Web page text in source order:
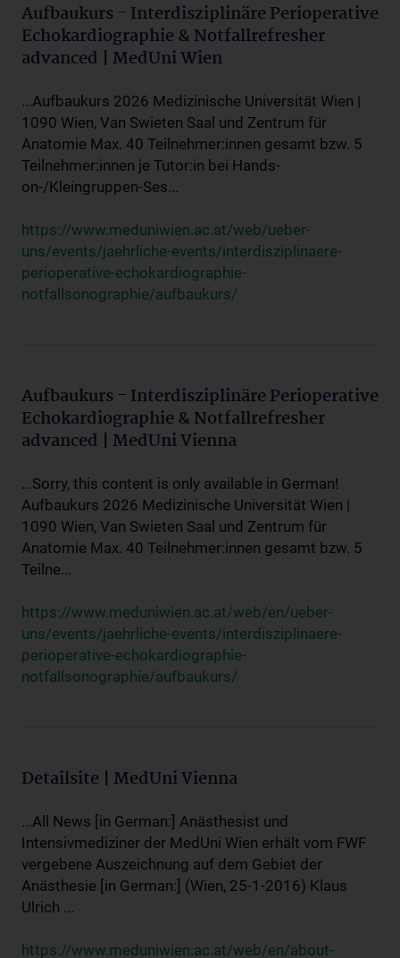
Aufbaukurs - Interdisziplinäre Perioperative
Echokardiographie & Notfallrefresher
advanced | MedUni Wien
...Aufbaukurs 2026 Medizinische Universität Wien |
1090 Wien, Van Swieten Saal und Zentrum für
Anatomie Max. 40 Teilnehmer:innen gesamt bzw. 5
Teilnehmer:innen je Tutor:in bei Hands-
on-/Kleingruppen-Ses...
https://www.meduniwien.ac.at/web/ueber-
uns/events/jaehrliche-events/interdisziplinaere-
perioperative-echokardiographie-
notfallsonographie/aufbaukurs/
Aufbaukurs - Interdisziplinäre Perioperative
Echokardiographie & Notfallrefresher
advanced | MedUni Vienna
...Sorry, this content is only available in German!
Aufbaukurs 2026 Medizinische Universität Wien |
1090 Wien, Van Swieten Saal und Zentrum für
Anatomie Max. 40 Teilnehmer:innen gesamt bzw. 5
Teilne...
https://www.meduniwien.ac.at/web/en/ueber-
uns/events/jaehrliche-events/interdisziplinaere-
perioperative-echokardiographie-
notfallsonographie/aufbaukurs/
Detailsite | MedUni Vienna
...All News [in German:] Anästhesist und
Intensivmediziner der MedUni Wien erhält vom FWF
vergebene Auszeichnung auf dem Gebiet der
Anästhesie [in German:] (Wien, 25-1-2016) Klaus
Ulrich ...
https://www.meduniwien.ac.at/web/en/about-